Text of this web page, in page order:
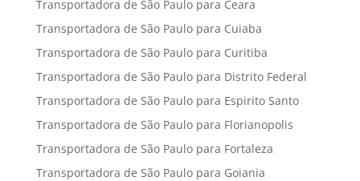
Transportadora de São Paulo para Ceara
Transportadora de São Paulo para Cuiaba
Transportadora de São Paulo para Curitiba
Transportadora de São Paulo para Distrito Federal
Transportadora de São Paulo para Espirito Santo
Transportadora de São Paulo para Florianopolis
Transportadora de São Paulo para Fortaleza
Transportadora de São Paulo para Goiania